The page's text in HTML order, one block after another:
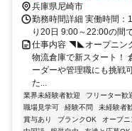
兵庫県尼崎市
勤務時間詳細 実働時間：
り20日 9:00～22:00の間
仕事内容 ◥◣オープニン
物流倉庫で新スタート！
ーダーや管理職にも挑戦
た...
業界未経験者歓迎 フリーター歓
職場見学可
経験不問 未経験者
賞与あり
ブランクOK オープ